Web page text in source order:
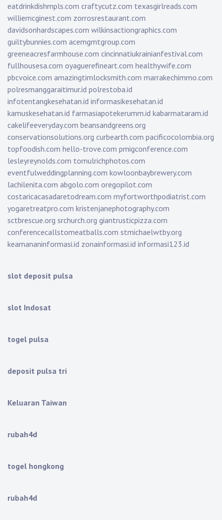
eatdrinkdishmpls.com craftycutz.com texasgirlreads.com
williemcginest.com zorrosrestaurant.com
davidsonhardscapes.com wilkinsactiongraphics.com
guiltybunnies.com acemgmtgroup.com
greeneacresfarmhouse.com cincinnatiukrainianfestival.com
fullhousesa.com oyaguerefineart.com healthywife.com
pbcvoice.com amazingtimlocksmith.com marrakechimmo.com
polresmanggaraitimur.id polrestoba.id
infotentangkesehatan.id informasikesehatan.id
kamuskesehatan.id farmasiapotekerumm.id kabarmataram.id
cakelifeeveryday.com beansandgreens.org
conservationsolutions.org curbearth.com pacificocolombia.org
topfoodish.com hello-trove.com pmigconference.com
lesleyreynolds.com tomulrichphotos.com
eventfulweddingplanning.com kowloonbaybrewery.com
lachilenita.com abgolo.com oregopilot.com
costaricacasadaretodream.com myfortworthpodiatrist.com
yogaretreatpro.com kristenjanephotography.com
sctbrescue.org srchurch.org giantrusticpizza.com
conferencecallstomeatballs.com stmichaelwtby.org
keamananinformasi.id zonainformasi.id informasi123.id
slot deposit pulsa
slot Indosat
togel pulsa
deposit pulsa tri
Keluaran Taiwan
rubah4d
togel hongkong
rubah4d